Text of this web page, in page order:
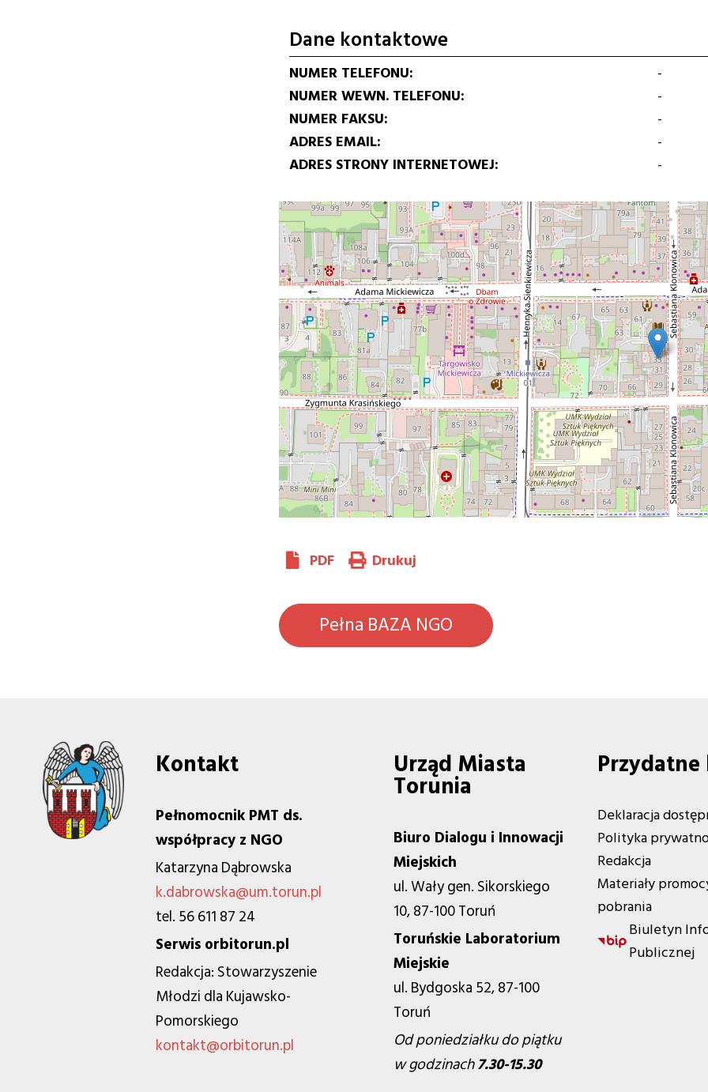
Dane kontaktowe
NUMER TELEFONU
-
NUMER WEWN. TELEFONU
-
NUMER FAKSU
-
ADRES EMAIL
-
ADRES STRONY INTERNETOWEJ
-
PDF Drukuj
Pełna BAZA NGO
Kontakt
Pełnomocnik PMT ds.
współpracy z NGO
Katarzyna Dąbrowska
k.dabrowska@um.torun.pl
tel. 56 611 87 24
Serwis orbitorun.pl
Redakcja: Stowarzyszenie
Młodzi dla Kujawsko-
Pomorskiego
kontakt@orbitorun.pl
Urząd Miasta
Torunia
Biuro Dialogu i Innowacji
Miejskich
ul. Wały gen. Sikorskiego
10, 87-100 Toruń
Toruńskie Laboratorium
Miejskie
ul. Bydgoska 52, 87-100
Toruń
Od poniedziałku do piątku
w godzinach7.30-15.30
Deklaracja
Polityka
Redakcja
Materiały
pobrania
Biuletyn
Publicznej